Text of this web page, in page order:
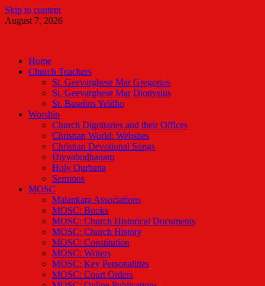
Skip to content
August 7, 2026
Home
Church Teachers
St. Geevarghese Mar Gregorios
St. Geevarghese Mar Dionysius
St. Baselios Yeldho
Worship
Church Dignitaries and their Offices
Christian World: Websites
Christian Devotional Songs
Divyabodhanam
Holy Qurbana
Sermons
MOSC
Malankara Associations
MOSC: Books
MOSC: Church Historical Documents
MOSC: Church History
MOSC: Constitution
MOSC: Writers
MOSC: Key Personalities
MOSC: Court Orders